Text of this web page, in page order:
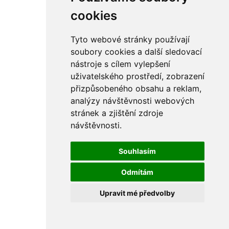
cookies
Tyto webové stránky používají
soubory cookies a další sledovací
nástroje s cílem vylepšení
uživatelského prostředí, zobrazení
přizpůsobeného obsahu a reklam,
analýzy návštěvnosti webových
stránek a zjištění zdroje
návštěvnosti.
Souhlasím
Odmítám
Upravit mé předvolby
řetězy
ostatní části
sekundární
sání
sedla
spojovací materiál
matice
podložky
pojistné kroužky
šrouby
výbava
výfuky a kolena
bowdeny a lanka
filtry
gufera